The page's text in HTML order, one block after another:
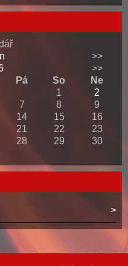
>>
>>
Pá So
Ne
1
2
7 8
9
14 15
16
21 22
23
28 29
30